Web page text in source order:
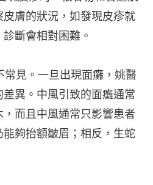
膚的狀況，如發現皮疹就
斷會相對困難。
見。一旦出現面癱，姚醫
異。中風引致的面癱通常
而且中風通常只影響患者
夠抬額皺眉；相反，生蛇